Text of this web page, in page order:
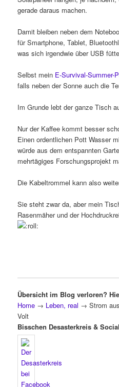
gerade daraus machen.
Damit bleiben neben dem
für Smartphone, Tablet,
was sich irgendwie über USB
Selbst mein E-Survival-Summer-
falls neben der Sonne auch die
Im Grunde lebt der ganze Tisch
Nur der Kaffee kommt besser
Einen ordentlichen Pott Wasser
würde aus dem entspannten
mehrtägiges Forschungsprojekt
Die Kabeltrommel kann also
Sie steht zwar da, aber mein
Rasenmäher und der
Übersicht im Blog verloren?
Home → Leben, real → Strom
Volt
Bisschen Desasterkreis &